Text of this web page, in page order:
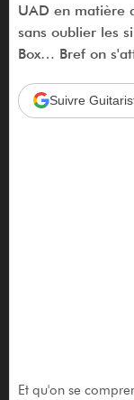
UAD en matière
sans oublier les
Box… Bref on
Suivre
Et qu'on se